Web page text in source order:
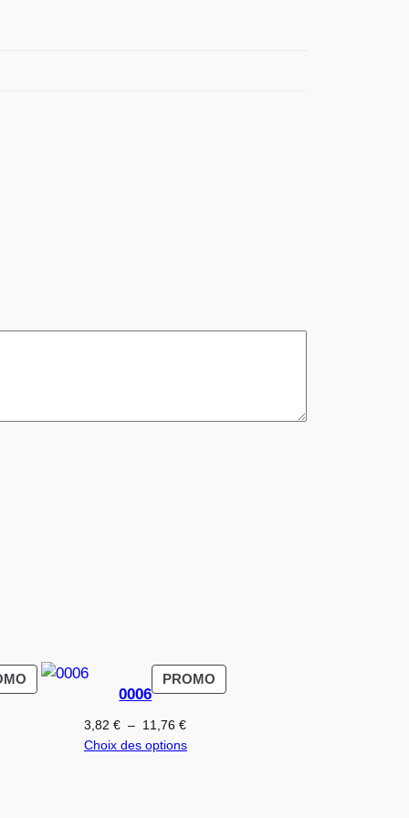
PRODUIT
EN
PROMOTION
PROMOPRODUIT
EN
0006
3,82€ – 11,76€Plage
de
Choix des options